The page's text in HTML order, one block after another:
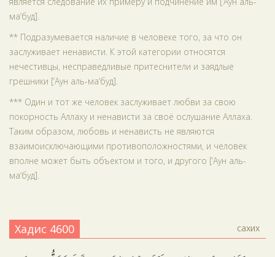
ма‘буд].
** Подразумевается наличие в человеке того, за что он
заслуживает ненависти. К этой категории относятся
нечестивцы, несправедливые притеснители и заядлые
грешники [‘Аун аль-ма‘буд].
*** Один и тот же человек заслуживает любви за свою
покорность Аллаху и ненависти за своё ослушание Аллаха.
Таким образом, любовь и ненависть не являются
взаимоисключающими противоположностями, и человек
вполне может быть объектом и того, и другого [‘Аун аль-
ма‘буд].
Хадис 4600 сахих